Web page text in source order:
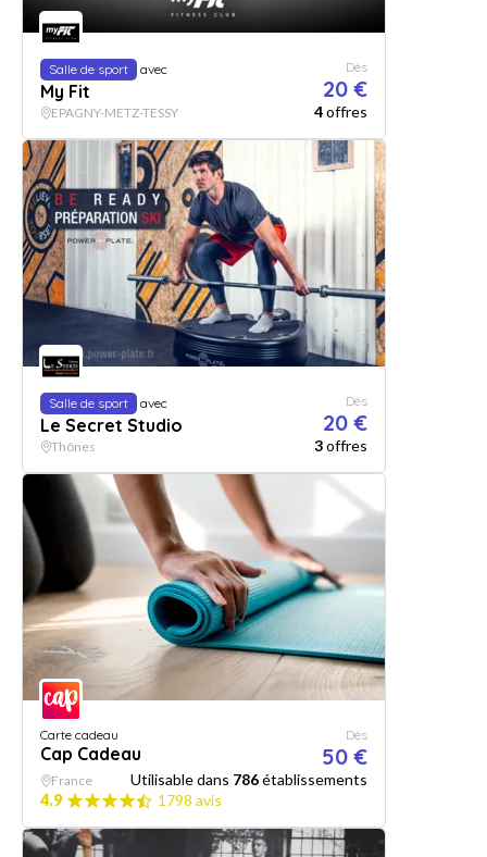
Salle de sport avec
My Fit
Dès
20 €
EPAGNY-METZ-TESSY 4offres
Salle de sport avec
Le Secret Studio
Dès
20 €
Thônes 3offres
Carte cadeau
Cap Cadeau
Dès
50 €
France Utilisable dans 786établissements
4.9
1798 avis